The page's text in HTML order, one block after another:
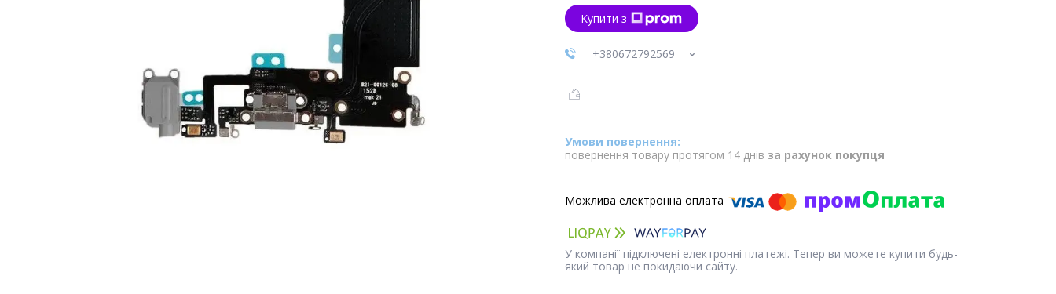
Купити з
+380672792569
повернення товару протягом 14 днів за рахунок покупця
У компанії підключені електронні платежі. Тепер ви можете купити будь-
який товар не покидаючи сайту.